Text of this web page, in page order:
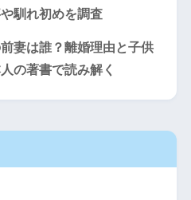
馴れ初めを調査
妻は誰？離婚理由と子供
の著書で読み解く